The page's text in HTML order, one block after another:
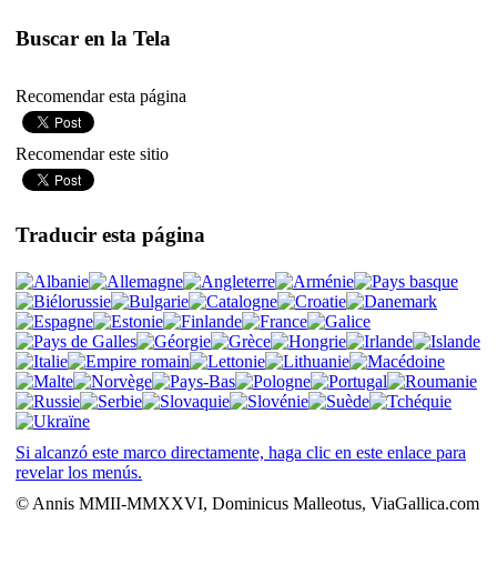
Buscar en la Tela
Recomendar esta página
Recomendar este sitio
Traducir esta página
Si alcanzó este marco directamente, haga clic en este enlace para
revelar los menús.
© Annis MMII-MMXXVI, Dominicus Malleotus, ViaGallica.com